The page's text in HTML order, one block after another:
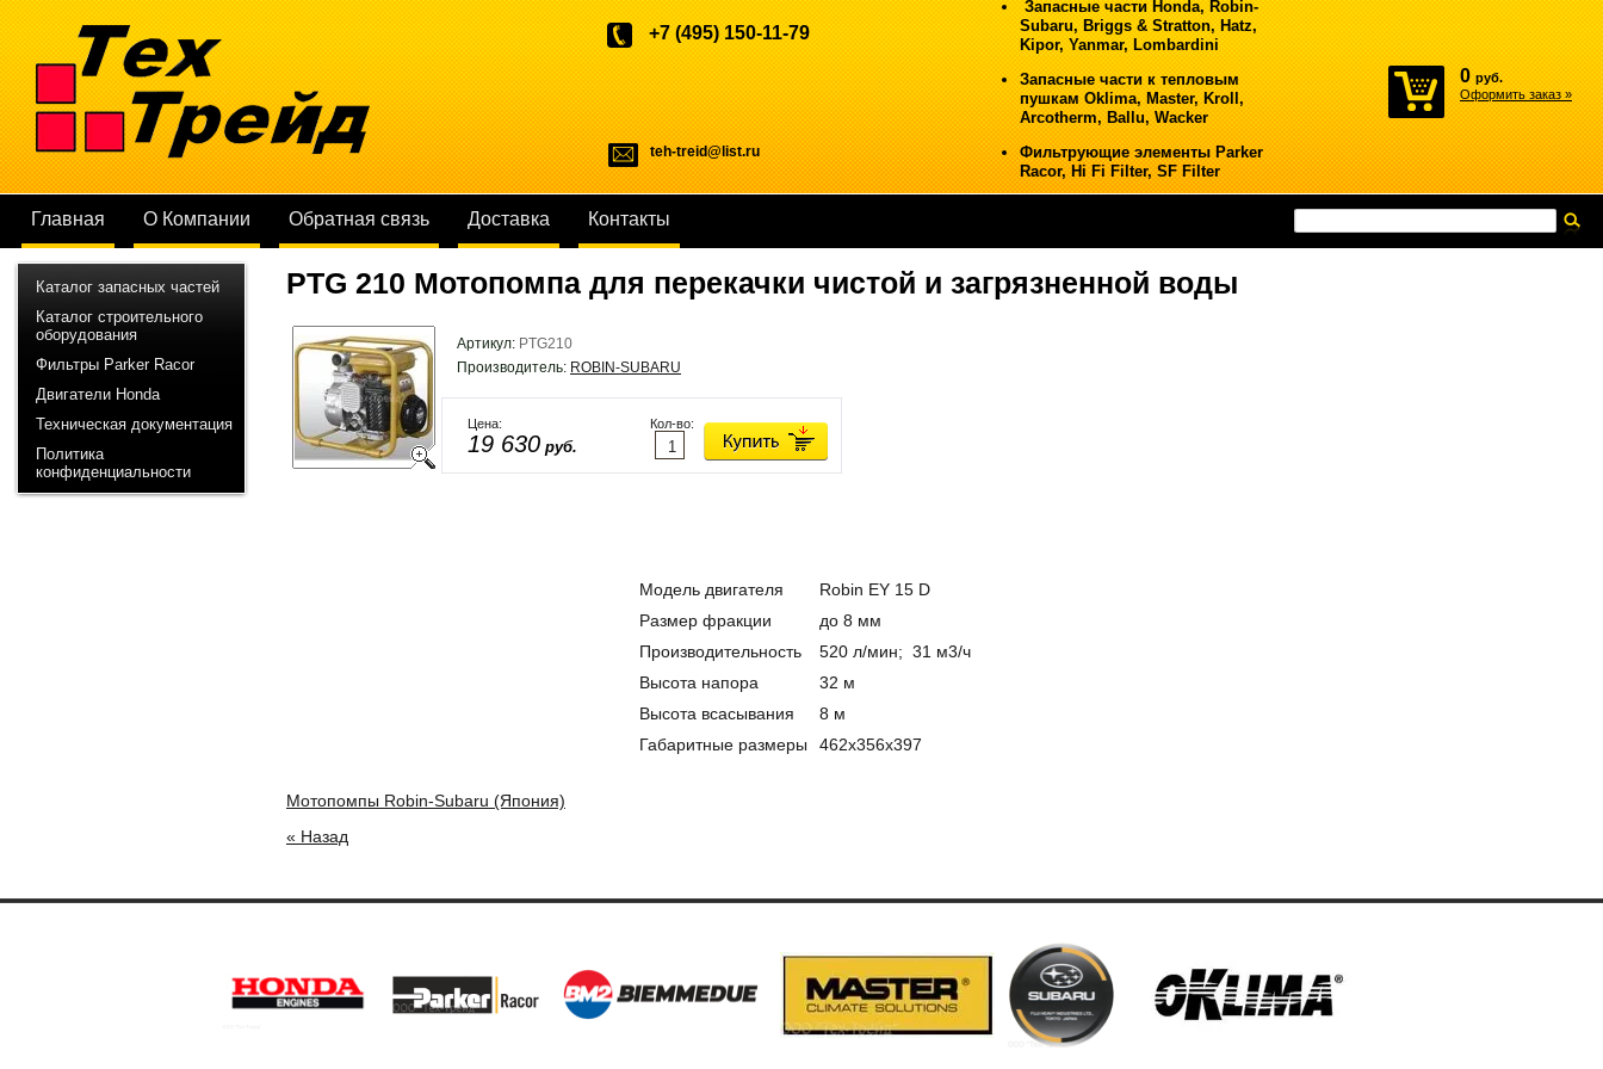
+7 (495) 150-11-79
teh-treid@list.ru
Запасные части Honda, Robin-
Subaru, Briggs & Stratton, Hatz,
Kipor, Yanmar, Lombardini
Запасные части к тепловым
пушкам Oklima, Master, Kroll,
Arcotherm, Ballu, Wacker
Фильтрующие элементы Parker
Racor, Hi Fi Filter, SF Filter
Главная О Компании Обратная связь Доставка Контакты
0 руб.
Оформить заказ »
PTG 210 Мотопомпа для перекачки чистой и загрязненной воды
Артикул: PTG210
Производитель: ROBIN-SUBARU
Кол-во:
Цена:
19 630 руб.
Модель двигателя
Robin EY 15 D
Размер фракции
до 8 мм
Производительность
520 л/мин; 31 м3/ч
Высота напора
32 м
Высота всасывания
8 м
Габаритные размеры
462х356х397
Мотопомпы Robin-Subaru (Япония)
« Назад
Каталог запасных частей
Каталог строительного
оборудования
Фильтры Parker Racor
Двигатели Honda
Техническая документация
Политика
конфиденциальности